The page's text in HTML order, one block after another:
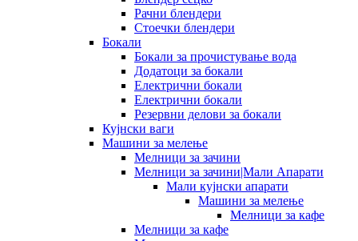
Рачни блендери
Стоечки блендери
Бокали
Бокали за прочистување вода
Додатоци за бокали
Електрични бокали
Електрични бокали
Резервни делови за бокали
Кујнски ваги
Машини за мелење
Мелници за зачини
Мелници за зачини|Мали Апарати
Мали кујнски апарати
Машини за мелење
Мелници за кафе
Мелници за кафе